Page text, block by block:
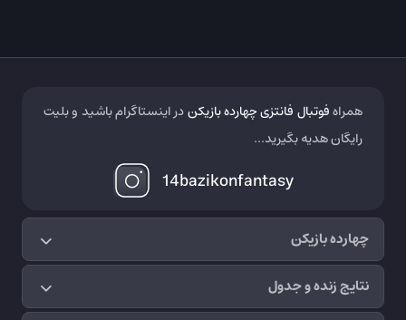
چهارده بازیکن
نتایج زنده و جدول
همراهفوتبال فانتزی چهارده بازیکندر اینستاگرام باشید و بلیت
رایگان هدیه بگیرید...
14bazikonfantasy